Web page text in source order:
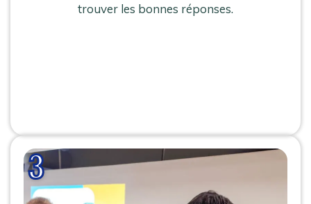
trouver les bonnes réponses.